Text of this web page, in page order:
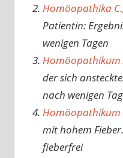
Homöopathika C.,
Patientin:
wenigen Tagen
Homöopathikum
der sich
nach wenigen
Homöopathikum
mit hohem
fieberfrei